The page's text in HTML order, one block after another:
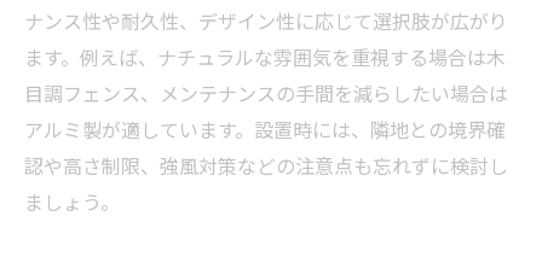
ナンス性や耐久性、デザイン性に応じて選択肢が広がり
ます。例えば、ナチュラルな雰囲気を重視する場合は木
目調フェンス、メンテナンスの手間を減らしたい場合は
アルミ製が適しています。設置時には、隣地との境界確
認や高さ制限、強風対策などの注意点も忘れずに検討し
ましょう。